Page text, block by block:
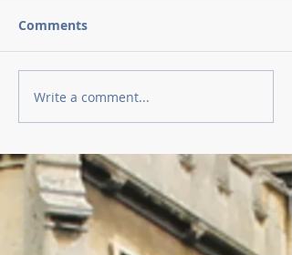
Comments
Write a comment...